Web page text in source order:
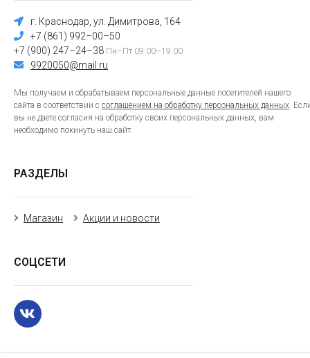
г. Краснодар, ул. Димитрова, 164
+7 (861) 992–00–50
+7 (900) 247–24–38 Пн–Пт 09:00–19:00
9920050@mail.ru
Мы получаем и обрабатываем персональные данные посетителей нашего
сайта в соответствии с соглашением на обработку персональных данных.
вы не даете согласия на обработку своих персональных данных, вам
необходимо покинуть наш сайт.
РАЗДЕЛЫ
Магазин Акции и новости
СОЦСЕТИ